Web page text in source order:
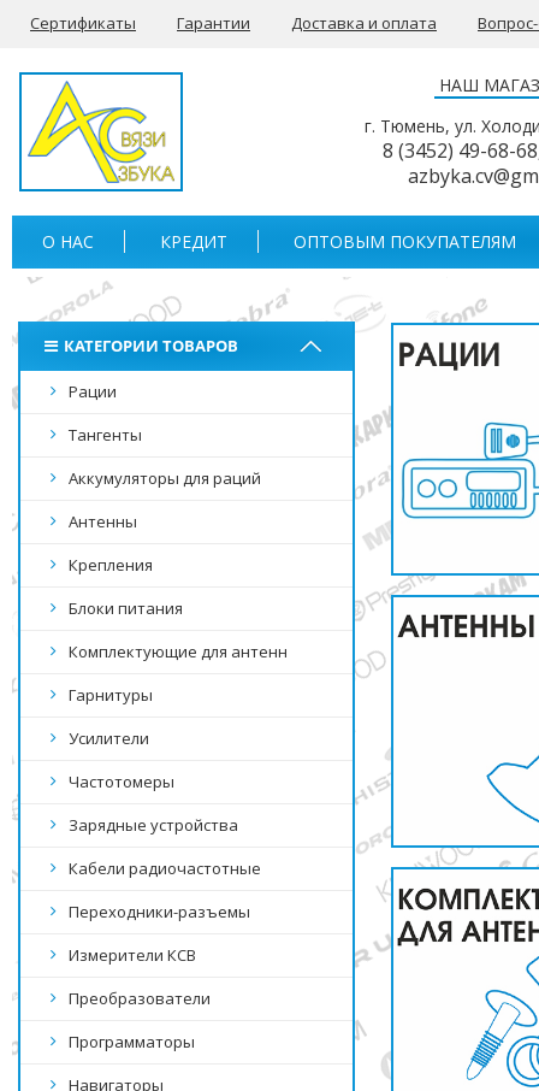
Сертификаты Гарантии Доставка и оплата
НАШ
г. Тюмень, ул.
8 (3452) 49-68-68
О НАС КРЕДИТ ОПТОВЫМ ПОКУПАТЕЛЯМ
КАТЕГОРИИ ТОВАРОВ
Рации
Тангенты
Аккумуляторы для раций
Антенны
Крепления
Блоки питания
Комплектующие для антенн
Гарнитуры
Усилители
Частотомеры
Зарядные устройства
Кабели радиочастотные
Переходники-разъемы
Измерители КСВ
Преобразователи
Программаторы
Навигаторы